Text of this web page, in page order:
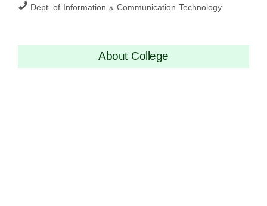
Dept. of Information & Communication Technology
About College